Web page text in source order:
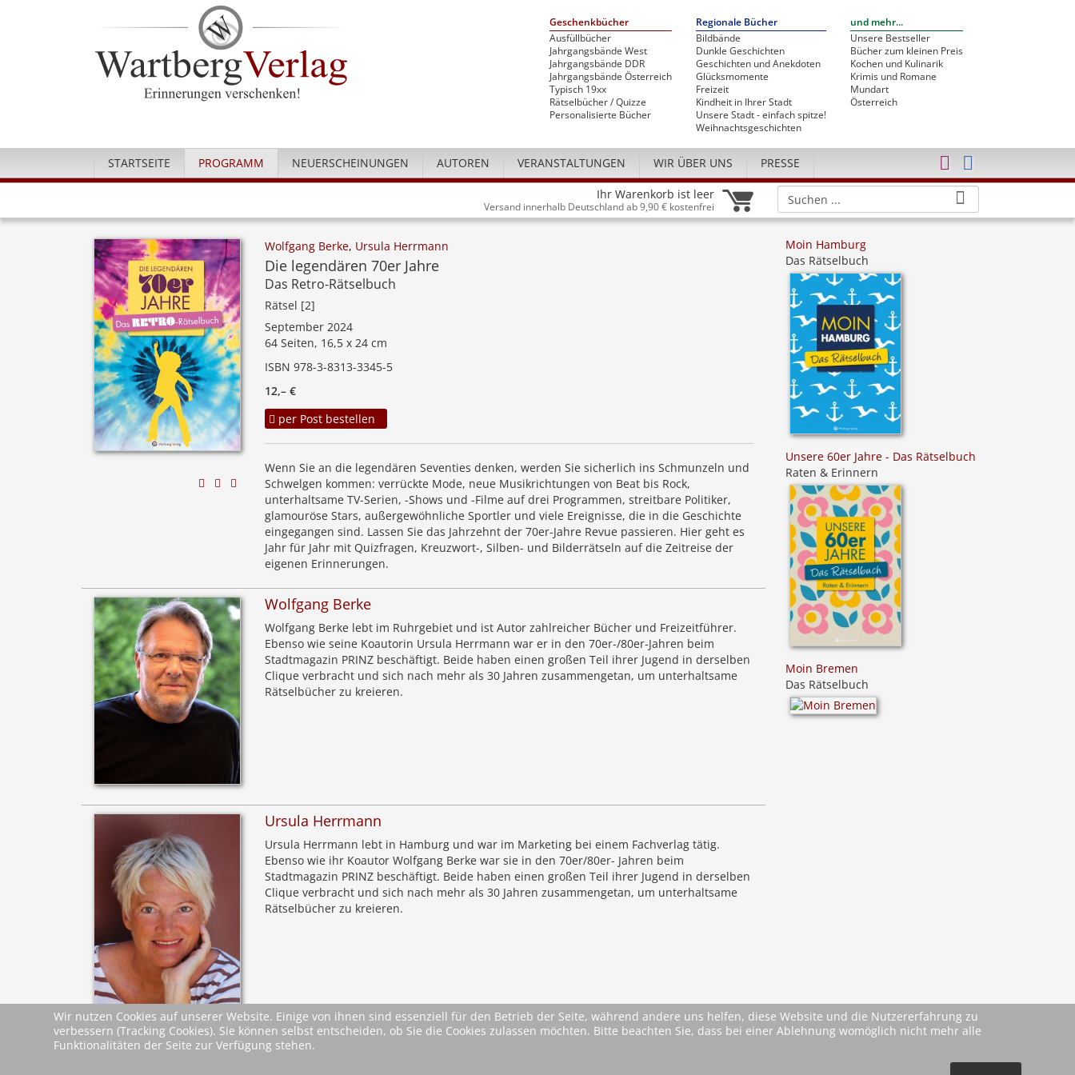
Geschenkbücher
Ausfüllbücher
Jahrgangsbände West
Jahrgangsbände DDR
Jahrgangsbände Österreich
Typisch 19xx
Rätselbücher / Quizze
Personalisierte Bücher
Regionale Bücher
Bildbände
Dunkle Geschichten
Geschichten und Anekdoten
Glücksmomente
Freizeit
Kindheit in Ihrer Stadt
Unsere Stadt - einfach spitze!
Weihnachtsgeschichten
und mehr...
Unsere Bestseller
Bücher zum kleinen Preis
Kochen und Kulinarik
Krimis und Romane
Mundart
Österreich
STARTSEITE PROGRAMM NEUERSCHEINUNGEN AUTOREN VERANSTALTUNGEN WIR ÜBER UNS PRESSE
Ihr Warenkorb ist leer
Versand innerhalb Deutschland ab 9,90 € kostenfrei
Wolfgang Berke, Ursula Herrmann
Die legendären 70er Jahre
Das Retro-Rätselbuch
Rätsel [2]
September 2024
64 Seiten, 16,5 x 24 cm
ISBN 978-3-8313-3345-5
12,– €
per Post bestellen
Wenn Sie an die legendären Seventies denken, werden Sie sicherlich ins Schmunzeln und
Schwelgen kommen: verrückte Mode, neue Musikrichtungen von Beat bis Rock,
unterhaltsame TV-Serien, -Shows und -Filme auf drei Programmen, streitbare Politiker,
glamouröse Stars, außergewöhnliche Sportler und viele Ereignisse, die in die Geschichte
eingegangen sind. Lassen Sie das Jahrzehnt der 70er-Jahre Revue passieren. Hier geht es
Jahr für Jahr mit Quizfragen, Kreuzwort-, Silben- und Bilderrätseln auf die Zeitreise der
eigenen Erinnerungen.
Wolfgang Berke
Wolfgang Berke lebt im Ruhrgebiet und ist Autor zahlreicher Bücher und Freizeitführer.
Ebenso wie seine Koautorin Ursula Herrmann war er in den 70er-/80er-Jahren beim
Stadtmagazin PRINZ beschäftigt. Beide haben einen großen Teil ihrer Jugend in derselben
Clique verbracht und sich nach mehr als 30 Jahren zusammengetan, um unterhaltsame
Rätselbücher zu kreieren.
Ursula Herrmann
Ursula Herrmann lebt in Hamburg und war im Marketing bei einem Fachverlag tätig.
Ebenso wie ihr Koautor Wolfgang Berke war sie in den 70er/80er- Jahren beim
Stadtmagazin PRINZ beschäftigt. Beide haben einen großen Teil ihrer Jugend in derselben
Clique verbracht und sich nach mehr als 30 Jahren zusammengetan, um unterhaltsame
Rätselbücher zu kreieren.
Leseproben &
Presseinformation
Moin Hamburg
Das Rätselbuch
Unsere 60er Jahre - Das Rätselbuch
Raten & Erinnern
Moin Bremen
Das Rätselbuch
Wir nutzen Cookies auf unserer Website. Einige von ihnen sind essenziell für den Betrieb der Seite, während andere uns helfen, diese Website und die Nutzererfahrung zu
verbessern (Tracking Cookies). Sie können selbst entscheiden, ob Sie die Cookies zulassen möchten. Bitte beachten Sie, dass bei einer Ablehnung womöglich nicht mehr alle
Funktionalitäten der Seite zur Verfügung stehen.